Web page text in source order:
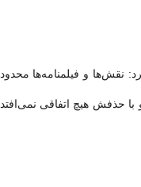
نقش‌ها و فیلمنامه‌ها محدود
حذفش هیچ اتفاقی نمی‌افتد